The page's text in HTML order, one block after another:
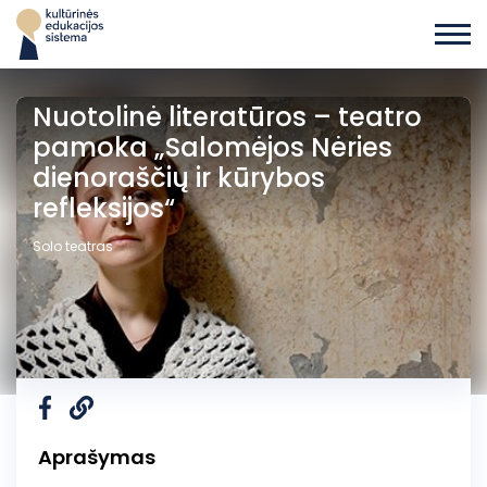
Nuotolinė literatūros – teatro
pamoka „Salomėjos Nėries
dienoraščių ir kūrybos
refleksijos“
Solo teatras
Aprašymas